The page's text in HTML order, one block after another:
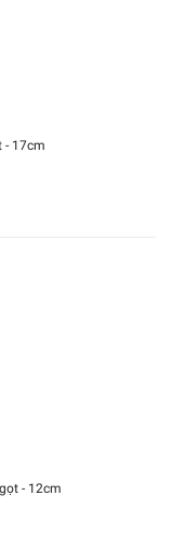
KAI - Seki Man Ju - Dao chặt thịt - 17cm
- 12cm